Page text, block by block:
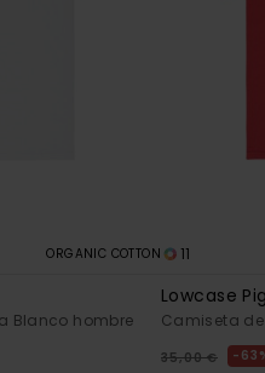
ORGANIC COTTON
Blanco hombre
11
Lowcase
Camiseta
35,00 €